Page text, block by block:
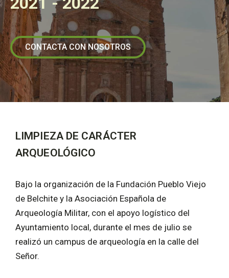
CONTACTA CON NOSOTROS
LIMPIEZA DE CARÁCTER
ARQUEOLÓGICO
Bajo la organización de la Fundación Pueblo Viejo
de Belchite y la Asociación Española de
Arqueología Militar, con el apoyo logístico del
Ayuntamiento local, durante el mes de julio se
realizó un campus de arqueología en la calle del
Señor.